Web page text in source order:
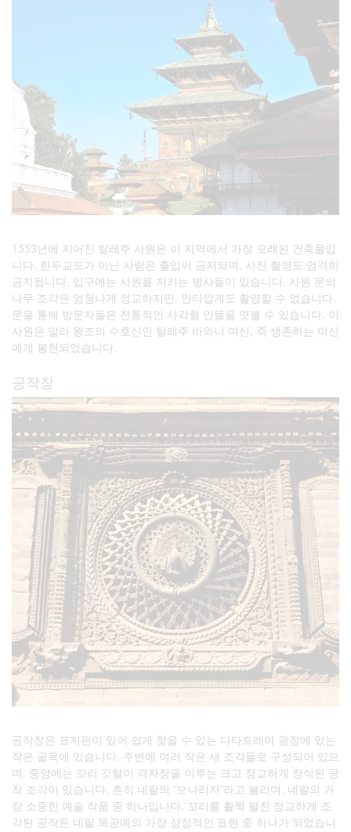
1553년에 지어진 탈레주 사원은 이 지역에서 가장 오래된 건축물입
니다. 힌두교도가 아닌 사람은 출입이 금지되며, 사진 촬영도 엄격히
금지됩니다. 입구에는 사원을 지키는 병사들이 있습니다. 사원 문의
나무 조각은 엄청나게 정교하지만, 안타깝게도 촬영할 수 없습니다.
문을 통해 방문자들은 전통적인 사각형 안뜰을 엿볼 수 있습니다. 이
사원은 말라 왕조의 수호신인 탈레주 바와니 여신, 즉 생존하는 여신
에게 봉헌되었습니다.
공작창
공작창은 표지판이 있어 쉽게 찾을 수 있는 다타트레야 광장에 있는
작은 골목에 있습니다. 주변에 여러 작은 새 조각들로 구성되어 있으
며, 중앙에는 꼬리 깃털이 격자창을 이루는 크고 정교하게 장식된 공
작 조각이 있습니다. 흔히 네팔의 "모나리자"라고 불리며, 네팔의 가
장 소중한 예술 작품 중 하나입니다. 꼬리를 활짝 펼친 정교하게 조
각된 공작은 네팔 목공예의 가장 상징적인 표현 중 하나가 되었습니